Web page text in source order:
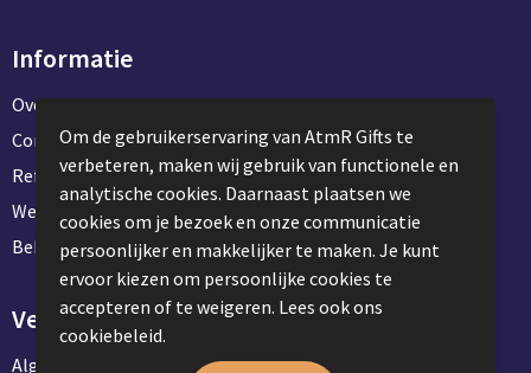
Informatie
Over ons
Contact en klantenservice
Referentie projecten
Werken & stage bij AtmR Gifts
Bekijk kantoorbenodigdheden
Veilig winkelen
Algemene voorwaarden
Om de gebruikerservaring van AtmR Gifts te
verbeteren, maken wij gebruik van functionele en
analytische cookies. Daarnaast plaatsen we
cookies om je bezoek en onze communicatie
persoonlijker en makkelijker te maken. Je kunt
ervoor kiezen om persoonlijke cookies te
accepteren of te weigeren. Lees ook ons
cookiebeleid.